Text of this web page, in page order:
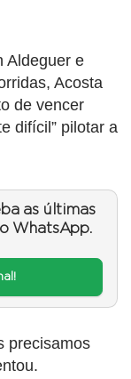
Aldeguer e
Acosta
de vencer
difícil” pilotar a
as últimas
WhatsApp.
precisamos